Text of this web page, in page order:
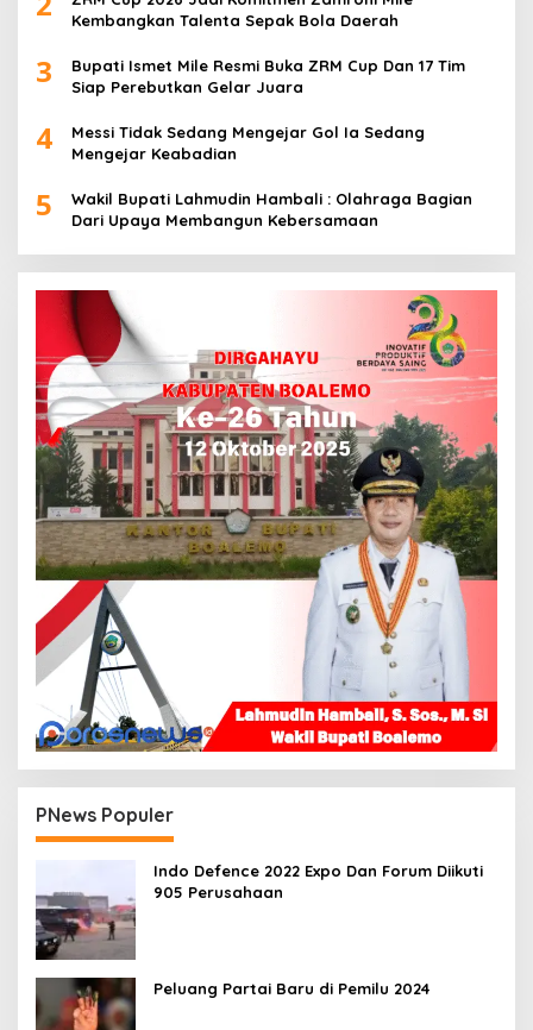
Kembangkan Talenta Sepak Bola Daerah
3
Bupati Ismet Mile Resmi Buka ZRM Cup Dan 17 Tim
Siap Perebutkan Gelar Juara
4
Messi Tidak Sedang Mengejar Gol Ia Sedang
Mengejar Keabadian
5
Wakil Bupati Lahmudin Hambali : Olahraga Bagian
Dari Upaya Membangun Kebersamaan
PNews Populer
Indo Defence 2022 Expo Dan Forum Diikuti
905 Perusahaan
Peluang Partai Baru di Pemilu 2024